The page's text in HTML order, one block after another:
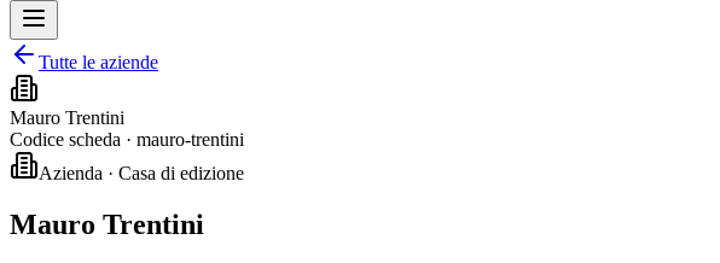
Tutte le aziende
Mauro Trentini
Codice scheda · mauro-trentini
Azienda · Casa di edizione
Mauro Trentini